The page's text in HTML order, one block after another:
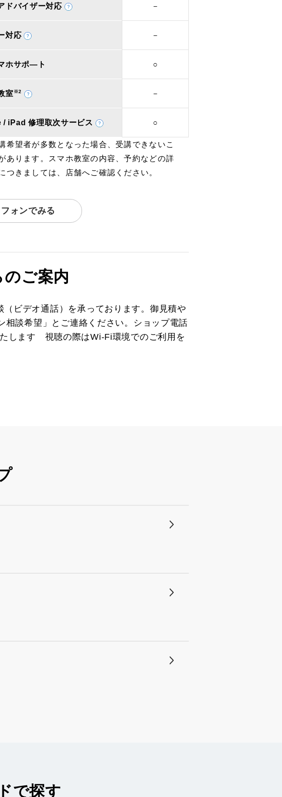
ドバイザー対応 －
対応 －
ホサポ―ト ○
室※2 －
iPad 修理取次サービス ○
希望者が多数となった場合、受講できないこ
あります。スマホ教室の内容、予約などの詳
つきましては、店舗へご確認ください。
ォンでみる
ご案内
ビデオ通話）を承っております。御見積や
談希望」とご連絡ください。ショップ電話
します 視聴の際はWi-Fi環境でのご利用を
で探す